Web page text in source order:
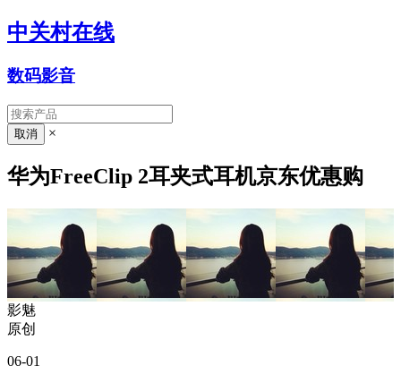
中关村在线
数码影音
×
华为FreeClip 2耳夹式耳机京东优惠购
影魅
原创
06-01